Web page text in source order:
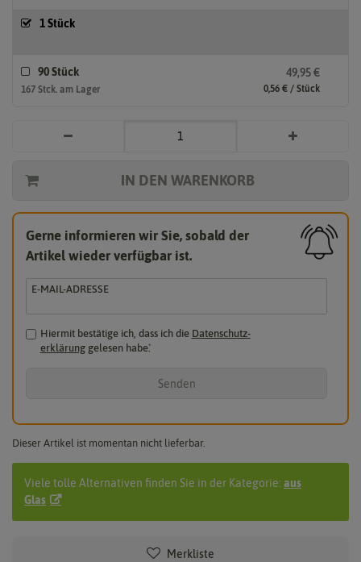
1 Stück
90 Stück 49,95 €
0,56 € / Stück
167 Stck. am Lager
IN DEN WARENKORB
Gerne informieren wir Sie, sobald der
Artikel wieder verfügbar ist.
E-MAIL-ADRESSE
Hiermit bestätige ich, dass ich die Daten­schutz­
erklärunggelesen habe.*
Senden
Dieser Artikel ist momentan nicht lieferbar.
Viele tolle Alternativen finden Sie in der Kategorie: aus
Glas
Merkliste